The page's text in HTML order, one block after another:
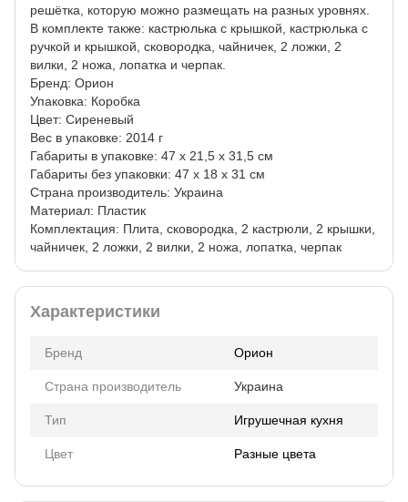
решётка, которую можно размещать на разных уровнях.
В комплекте также: кастрюлька с крышкой, кастрюлька с
ручкой и крышкой, сковородка, чайничек, 2 ложки, 2
вилки, 2 ножа, лопатка и черпак.
Бренд: Орион
Упаковка: Коробка
Цвет: Сиреневый
Вес в упаковке: 2014 г
Габариты в упаковке: 47 x 21,5 x 31,5 см
Габариты без упаковки: 47 x 18 x 31 см
Cтрана производитель: Украина
Материал: Пластик
Комплектация: Плита, сковородка, 2 кастрюли, 2 крышки,
чайничек, 2 ложки, 2 вилки, 2 ножа, лопатка, черпак
Характеристики
Бренд Орион
Страна производитель Украина
Тип Игрушечная кухня
Цвет Разные цвета